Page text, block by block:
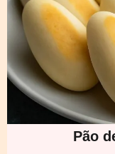
Pão